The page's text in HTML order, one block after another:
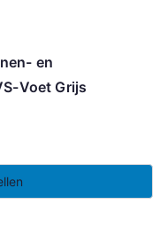
en
Voet Grijs